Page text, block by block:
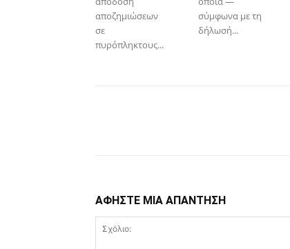
αποζημιώσεων
σε
πυρόπληκτους...
σύμφωνα με τη
δήλωσή...
ΑΦΗΣΤΕ ΜΙΑ ΑΠΑΝΤΗΣΗ